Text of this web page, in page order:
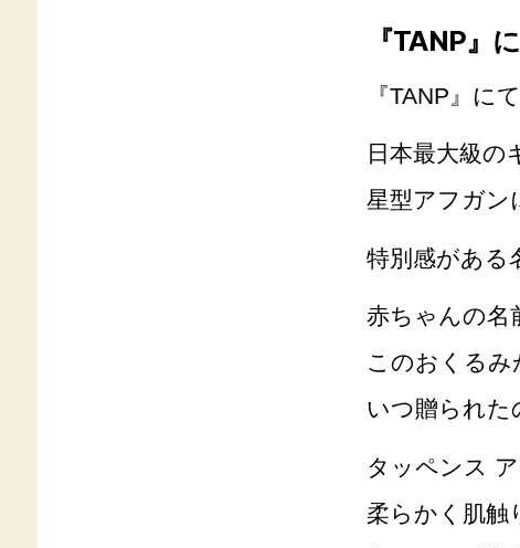
『TANP』
『TANP』に
日本最大級の
星型アフガン
特別感がある
赤ちゃんの名
このおくるみ
いつ贈られた
タッペンス
柔らかく肌触